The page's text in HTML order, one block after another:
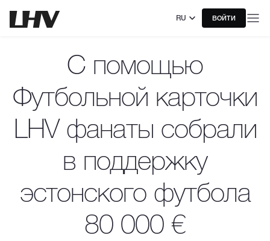
RU ВОЙТИ
С помощью
Футбольной карточки
LHV фанаты собрали
в поддержку
эстонского футбола
80 000 €